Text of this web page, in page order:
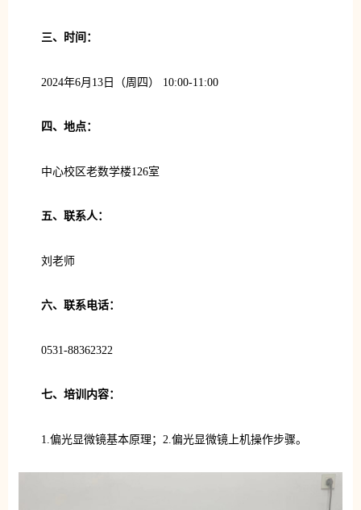
三、时间：
2024年6月13日（周四） 10:00-11:00
四、地点：
中心校区老数学楼126室
五、联系人：
刘老师
六、联系电话：
0531-88362322
七、培训内容：
1.偏光显微镜基本原理；2.偏光显微镜上机操作步骤。